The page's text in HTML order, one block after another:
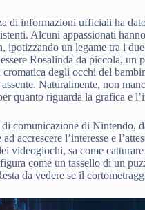
di informazioni ufficiali ha
Alcuni appassionati hanno
ipotizzando un legame tra i
Rosalinda da piccola, un
cromatica degli occhi del
Naturalmente, non
quanto riguarda la grafica e
comunicazione di Nintendo,
ad accrescere l’interesse e
videogiochi, sa come
come un tassello di un
da vedere se il